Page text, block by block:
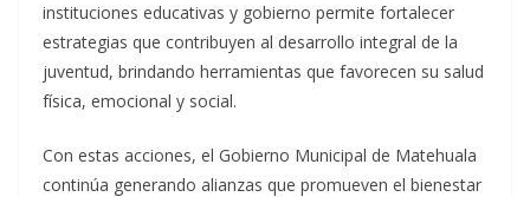
instituciones educativas y gobierno permite fortalecer
estrategias que contribuyen al desarrollo integral de la
juventud, brindando herramientas que favorecen su salud
física, emocional y social.
Con estas acciones, el Gobierno Municipal de Matehuala
continúa generando alianzas que promueven el bienestar